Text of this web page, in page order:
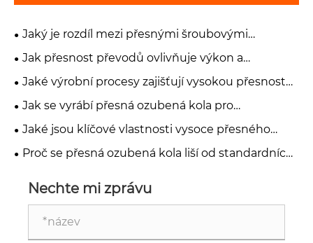
Jaký je rozdíl mezi přesnými šroubovými
ozubenými koly a čelními ozubenými koly?
Jak přesnost převodů ovlivňuje výkon a
spolehlivost zařízení?
Jaké výrobní procesy zajišťují vysokou přesnost
přesných ozubených kol?
Jak se vyrábí přesná ozubená kola pro
průmyslové aplikace?
Jaké jsou klíčové vlastnosti vysoce přesného
ozubeného kola?
Proč se přesná ozubená kola liší od standardních
Nechte mi zprávu